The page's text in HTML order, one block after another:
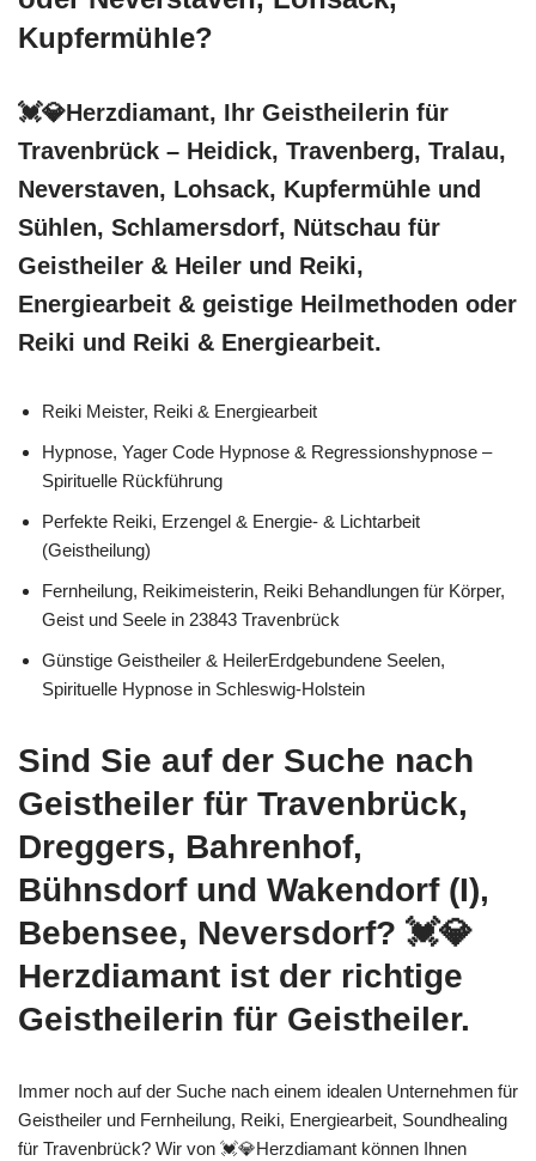
Kupfermühle?
💓️💎Herzdiamant, Ihr Geistheilerin für
Travenbrück – Heidick, Travenberg, Tralau,
Neverstaven, Lohsack, Kupfermühle und
Sühlen, Schlamersdorf, Nütschau für
Geistheiler & Heiler und Reiki,
Energiearbeit & geistige Heilmethoden oder
Reiki und Reiki & Energiearbeit.
Reiki Meister, Reiki & Energiearbeit
Hypnose, Yager Code Hypnose & Regressionshypnose –
Spirituelle Rückführung
Perfekte Reiki, Erzengel & Energie- & Lichtarbeit
(Geistheilung)
Fernheilung, Reikimeisterin, Reiki Behandlungen für Körper,
Geist und Seele in 23843 Travenbrück
Günstige Geistheiler & HeilerErdgebundene Seelen,
Spirituelle Hypnose in Schleswig-Holstein
Sind Sie auf der Suche nach
Geistheiler für Travenbrück,
Dreggers, Bahrenhof,
Bühnsdorf und Wakendorf (I),
Bebensee, Neversdorf? 💓️💎
Herzdiamant ist der richtige
Geistheilerin für Geistheiler.
Immer noch auf der Suche nach einem idealen Unternehmen für
Geistheiler und Fernheilung, Reiki, Energiearbeit, Soundhealing
für Travenbrück? Wir von 💓️💎Herzdiamant können Ihnen